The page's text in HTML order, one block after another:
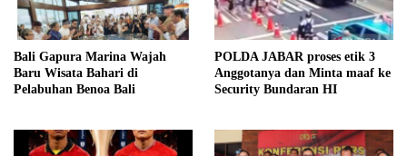
Bali Gapura Marina Wajah
Baru Wisata Bahari di
Pelabuhan Benoa Bali
POLDA JABAR proses etik 3
Anggotanya dan Minta maaf ke
Security Bundaran HI